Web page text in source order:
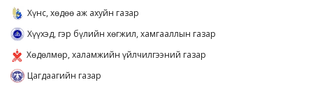
Хүнс, хөдөө аж ахуйн газар
Хүүхэд, гэр бүлийн хөгжил, хамгааллын газар
Хөдөлмөр, халамжийн үйлчилгээний газар
Цагдаагийн газар